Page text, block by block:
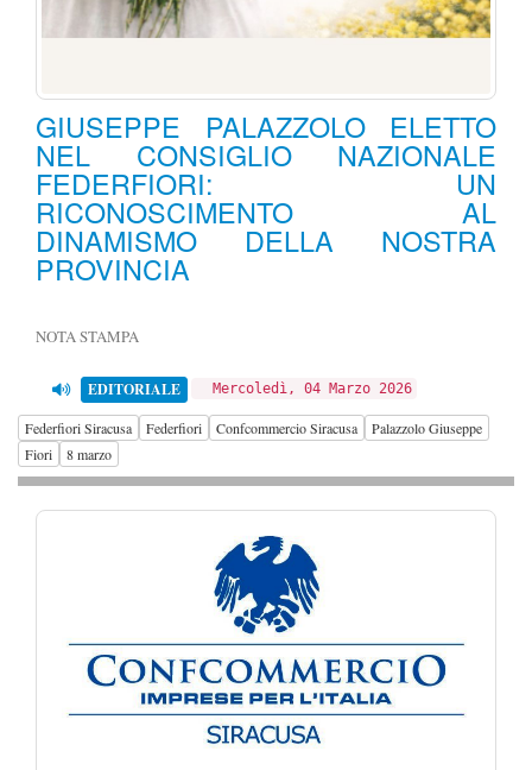
GIUSEPPE PALAZZOLO ELETTO
NEL CONSIGLIO NAZIONALE
FEDERFIORI: UN
RICONOSCIMENTO AL
DINAMISMO DELLA NOSTRA
PROVINCIA
NOTA STAMPA
EDITORIALE Mercoledì, 04 Marzo 2026
Federfiori Siracusa Federfiori Confcommercio Siracusa
Palazzolo Giuseppe
Fiori
8 marzo